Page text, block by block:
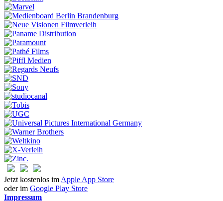
Jetzt kostenlos im Apple App Store
oder im Google Play Store
Impressum